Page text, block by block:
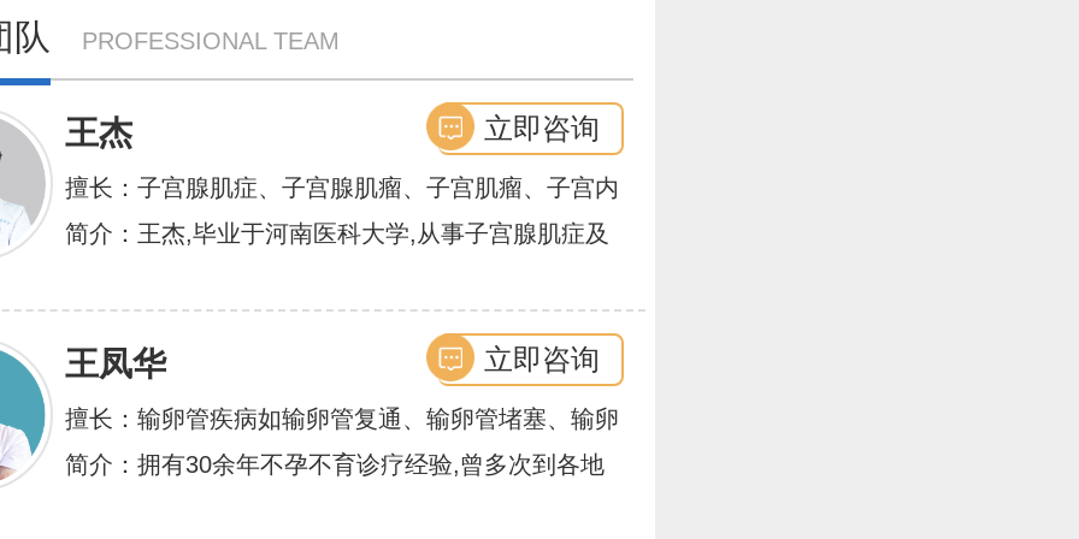
队 PROFESSIONAL TEAM
王杰
擅长：子宫腺肌症、子宫腺肌瘤、子宫肌瘤、子宫内
膜异位症等,长年致力于妇科微创手术及显微妇科手
卵管堵塞、输卵管复通、输卵管粘连等女性输卵管性
不孕及子宫性不孕、多囊卵巢等都有丰富诊疗经验
简介：王杰,毕业于河南医科大学,从事子宫腺肌症及
立即咨询
王凤华
擅长：输卵管疾病如输卵管复通、输卵管堵塞、输卵
管积水、输卵管粘连；盆腔粘连、宫腔粘连、多囊卵
简介：拥有30余年不孕不育诊疗经验,曾多次到各地
立即咨询